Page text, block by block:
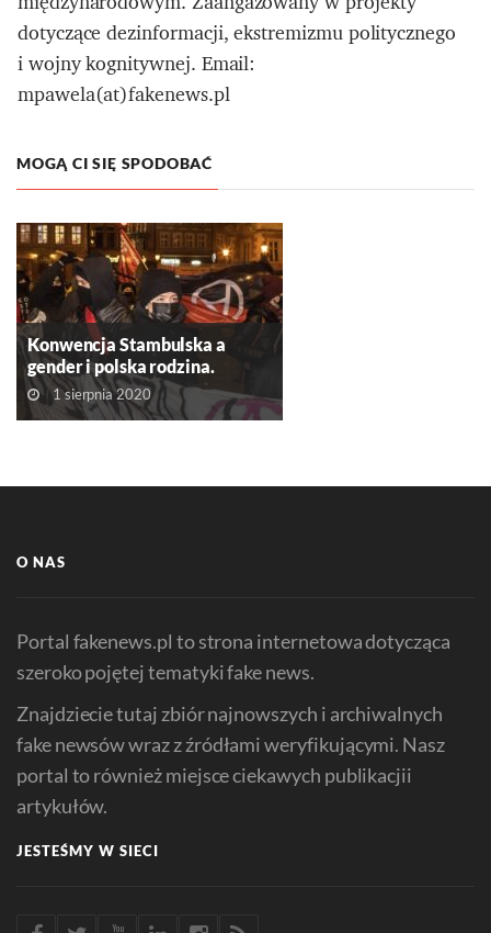
dotyczące dezinformacji, ekstremizmu politycznego
i wojny kognitywnej. Email:
mpawela(at)fakenews.pl
MOGĄ CI SIĘ SPODOBAĆ
Konwencja Stambulska a
gender i polska rodzina.
Wyjaśniamy kontrowersje
1 sierpnia 2020
O NAS
Portal fakenews.pl to strona internetowa dotycząca
szeroko pojętej tematyki fake news.
Znajdziecie tutaj zbiór najnowszych i archiwalnych
fake newsów wraz z źródłami weryfikującymi. Nasz
portal to również miejsce ciekawych publikacjii
artykułów.
JESTEŚMY W SIECI